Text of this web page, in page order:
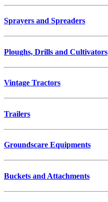
Sprayers and Spreaders
Ploughs, Drills and Cultivators
Vintage Tractors
Trailers
Groundscare Equipments
Buckets and Attachments